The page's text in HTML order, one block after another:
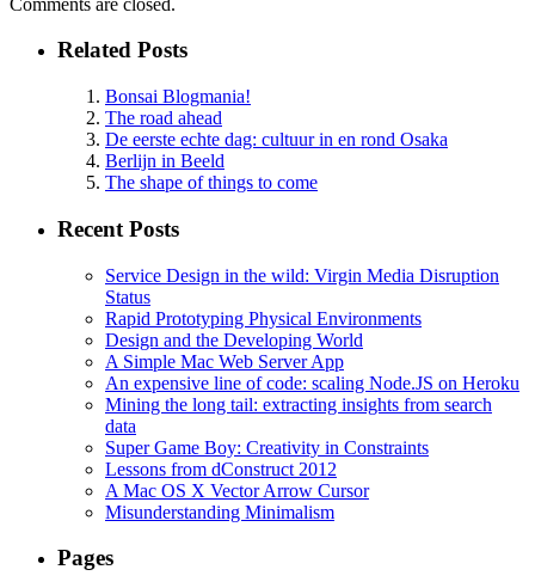
Related Posts
Bonsai Blogmania!
The road ahead
De eerste echte dag: cultuur in en rond Osaka
Berlijn in Beeld
The shape of things to come
Recent Posts
Service Design in the wild: Virgin Media Disruption
Status
Rapid Prototyping Physical Environments
Design and the Developing World
A Simple Mac Web Server App
An expensive line of code: scaling Node.JS on Heroku
Mining the long tail: extracting insights from search
data
Super Game Boy: Creativity in Constraints
Lessons from dConstruct 2012
A Mac OS X Vector Arrow Cursor
Misunderstanding Minimalism
Pages